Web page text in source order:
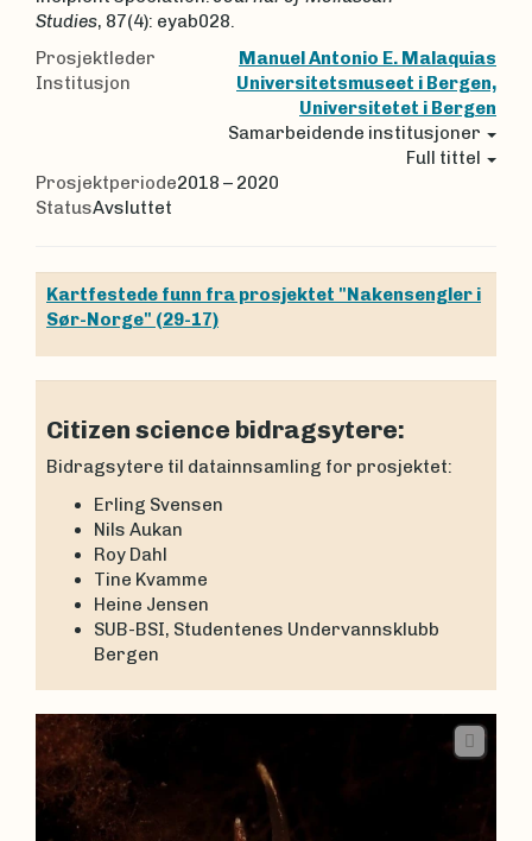
Studies, 87(4): eyab028.
Prosjektleder
Manuel Antonio E. Malaquias
Institusjon
Universitetsmuseet i Bergen,
Universitetet i Bergen
Samarbeidende institusjoner
Full tittel
Prosjektperiode2018 – 2020
StatusAvsluttet
Kartfestede funn fra prosjektet "Nakensengler i
Sør-Norge" (29-17)
Citizen science bidragsytere:
Bidragsytere til datainnsamling for prosjektet:
Erling Svensen
Nils Aukan
Roy Dahl
Tine Kvamme
Heine Jensen
SUB-BSI, Studentenes Undervannsklubb
Bergen